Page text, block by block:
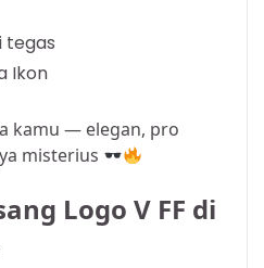
tegas
Ikon
kamu — elegan, pro
misterius
Logo V FF di